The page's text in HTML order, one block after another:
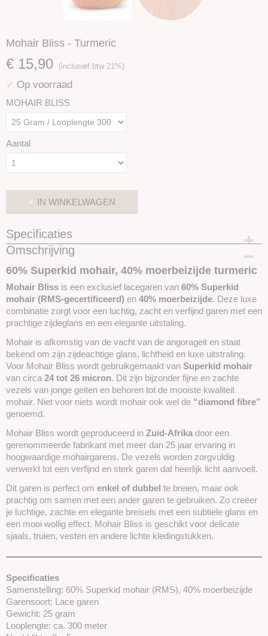
Mohair Bliss - Turmeric
€ 15,90 (inclusief btw 21%)
✓ Op voorraad
MOHAIR BLISS
Aantal
IN WINKELWAGEN
Specificaties
Productcode
Omschrijving
60% Superkid mohair, 40% moerbeizijde turmeric
Mohair Bliss is een exclusief lacegaren van 60% Superkid
mohair (RMS-gecertificeerd) en 40% moerbeizijde. Deze luxe
combinatie zorgt voor een luchtig, zacht en verfijnd garen met een
prachtige zijdeglans en een elegante uitstaling.
Mohair is afkomstig van de vacht van de angorageit en staat
bekend om zijn zijdeachtige glans, lichtheid en luxe uitstraling.
Voor Mohair Bliss wordt gebruikgemaakt van Superkid mohair
van circa 24 tot 26 micron. Dit zijn bijzonder fijne en zachte
vezels van jonge geiten en behoren tot de mooiste kwaliteit
mohair. Niet voor niets wordt mohair ook wel de “diamond fibre”
genoemd.
Mohair Bliss wordt geproduceerd in Zuid-Afrika door een
gerenommeerde fabrikant met meer dan 25 jaar ervaring in
hoogwaardige mohairgarens. De vezels worden zorgvuldig
verwerkt tot een verfijnd en sterk garen dat heerlijk licht aanvoelt.
Dit garen is perfect om enkel of dubbel te breien, maar ook
prachtig om samen met een ander garen te gebruiken. Zo creëer
je luchtige, zachte en elegante breisels met een subtiele glans en
een mooi wollig effect. Mohair Bliss is geschikt voor delicate
sjaals, truien, vesten en andere lichte kledingstukken.
Specificaties
Samenstelling: 60% Superkid mohair (RMS), 40% moerbeizijde
Garensoort: Lace garen
Gewicht: 25 gram
Looplengte: ca. 300 meter